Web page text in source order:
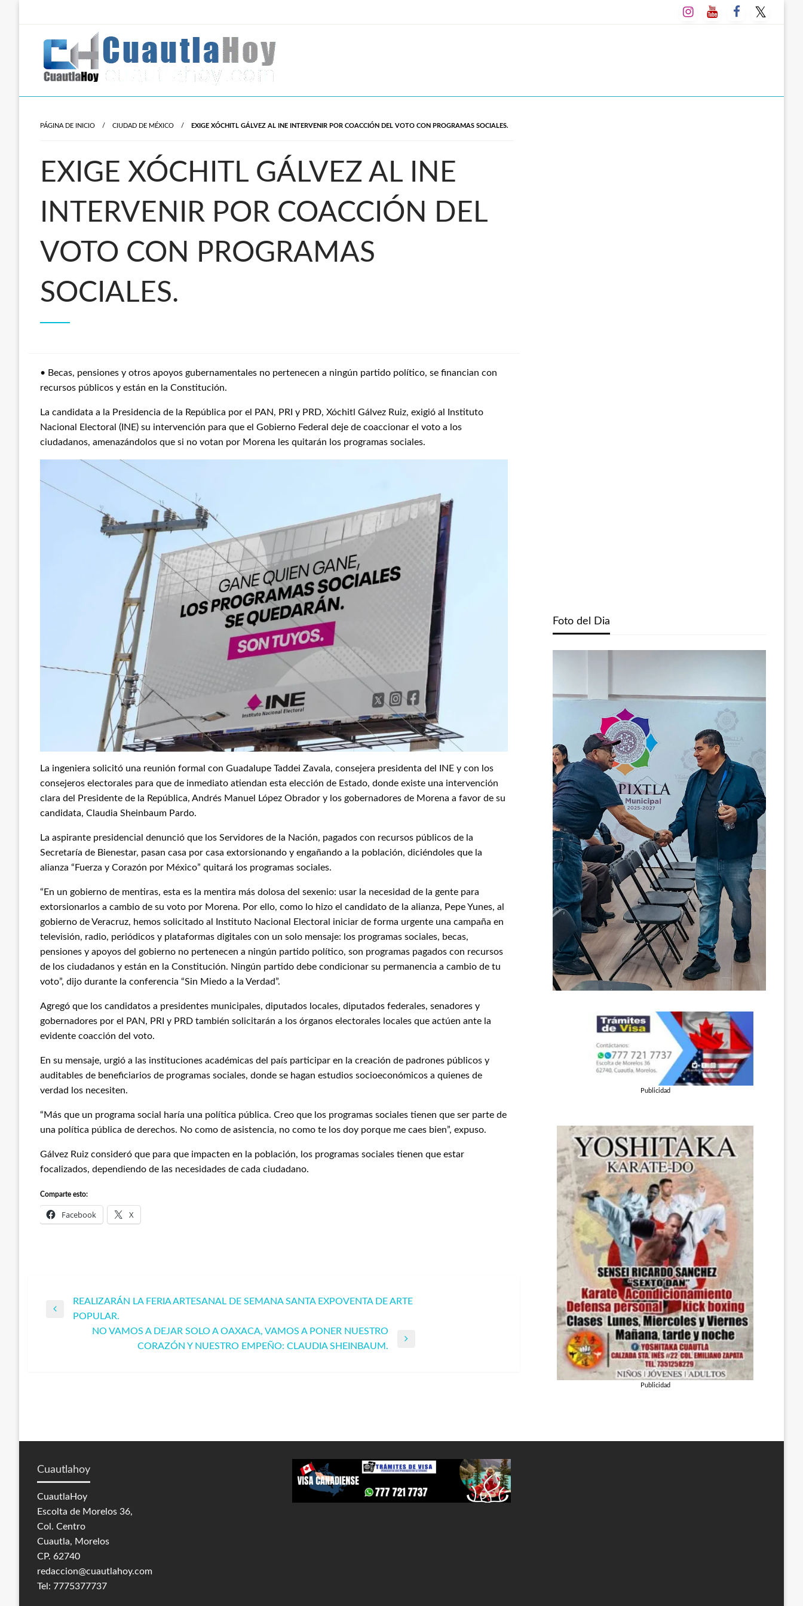
Revista digital del oriente de Morelos.
PÁGINA DE INICIO CIUDAD DE MÉXICO EXIGE XÓCHITL GÁLVEZ AL INE INTERVENIR POR COACCIÓN DEL VOTO CON PROGRAMAS SOCIALES.
EXIGE XÓCHITL GÁLVEZ AL INE
INTERVENIR POR COACCIÓN DEL
VOTO CON PROGRAMAS
SOCIALES.
• Becas, pensiones y otros apoyos gubernamentales no pertenecen a ningún partido político, se financian con
recursos públicos y están en la Constitución.
La candidata a la Presidencia de la República por el PAN, PRI y PRD, Xóchitl Gálvez Ruiz, exigió al Instituto
Nacional Electoral (INE) su intervención para que el Gobierno Federal deje de coaccionar el voto a los
ciudadanos, amenazándolos que si no votan por Morena les quitarán los programas sociales.
La ingeniera solicitó una reunión formal con Guadalupe Taddei Zavala, consejera presidenta del INE y con los
consejeros electorales para que de inmediato atiendan esta elección de Estado, donde existe una intervención
clara del Presidente de la República, Andrés Manuel López Obrador y los gobernadores de Morena a favor de su
candidata, Claudia Sheinbaum Pardo.
La aspirante presidencial denunció que los Servidores de la Nación, pagados con recursos públicos de la
Secretaría de Bienestar, pasan casa por casa extorsionando y engañando a la población, diciéndoles que la
alianza “Fuerza y Corazón por México” quitará los programas sociales.
“En un gobierno de mentiras, esta es la mentira más dolosa del sexenio: usar la necesidad de la gente para
extorsionarlos a cambio de su voto por Morena. Por ello, como lo hizo el candidato de la alianza, Pepe Yunes, al
gobierno de Veracruz, hemos solicitado al Instituto Nacional Electoral iniciar de forma urgente una campaña en
televisión, radio, periódicos y plataformas digitales con un solo mensaje: los programas sociales, becas,
pensiones y apoyos del gobierno no pertenecen a ningún partido político, son programas pagados con recursos
de los ciudadanos y están en la Constitución. Ningún partido debe condicionar su permanencia a cambio de tu
voto”, dijo durante la conferencia “Sin Miedo a la Verdad”.
Agregó que los candidatos a presidentes municipales, diputados locales, diputados federales, senadores y
gobernadores por el PAN, PRI y PRD también solicitarán a los órganos electorales locales que actúen ante la
evidente coacción del voto.
En su mensaje, urgió a las instituciones académicas del país participar en la creación de padrones públicos y
auditables de beneficiarios de programas sociales, donde se hagan estudios socioeconómicos a quienes de
verdad los necesiten.
“Más que un programa social haría una política pública. Creo que los programas sociales tienen que ser parte de
una política pública de derechos. No como de asistencia, no como te los doy porque me caes bien”, expuso.
Gálvez Ruiz consideró que para que impacten en la población, los programas sociales tienen que estar
focalizados, dependiendo de las necesidades de cada ciudadano.
Comparte esto:
Facebook X
Navegación
Entrada
REALIZARÁN LA FERIA ARTESANAL DE SEMANA SANTA EXPOVENTA DE ARTE
POPULAR.
NO VAMOS A DEJAR SOLO A OAXACA, VAMOS A PONER NUESTRO
CORAZÓN Y NUESTRO EMPEÑO: CLAUDIA SHEINBAUM.
Foto del Dia
Publicidad
Publicidad
Cuautlahoy
CuautlaHoy
Escolta de Morelos 36,
Col. Centro
Cuautla, Morelos
CP. 62740
redaccion@cuautlahoy.com
Tel: 7775377737